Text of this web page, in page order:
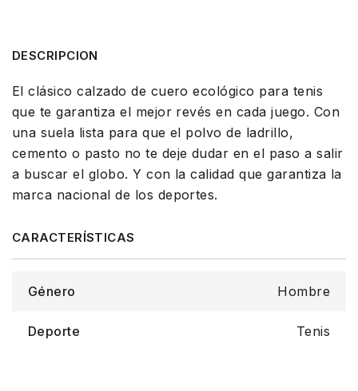
DESCRIPCION
El clásico calzado de cuero ecológico para tenis
que te garantiza el mejor revés en cada juego. Con
una suela lista para que el polvo de ladrillo,
cemento o pasto no te deje dudar en el paso a salir
a buscar el globo. Y con la calidad que garantiza la
marca nacional de los deportes.
Género Hombre
Deporte Tenis